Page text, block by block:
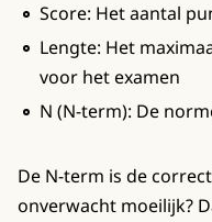
Score: Het aantal
Lengte: Het
voor het examen
N (N-term): De
De N-term is de
onverwacht moeilijk?